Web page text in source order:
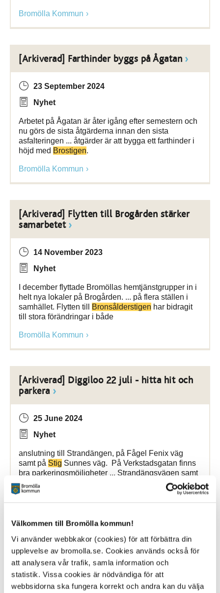
Välkommen till Bromölla kommun!
Vi använder webbkakor (cookies) för att förbättra din
upplevelse av bromolla.se. Cookies används också för
att analysera vår trafik, samla information och
statistik. Vissa cookies är nödvändiga för att
webbsidorna ska fungera korrekt och andra kan du välja
Bromölla Kommun
[Arkiverad] Farthinder byggs på Ågatan
23 September 2024
Nyhet
Arbetet på Ågatan är åter igång efter semestern och
nu görs de sista åtgärderna innan den sista
asfalteringen ... åtgärder är att bygga ett farthinder i
höjd med Brostigen.
Bromölla Kommun
[Arkiverad] Flytten till Brogården stärker
samarbetet
14 November 2023
Nyhet
I december flyttade Bromöllas hemtjänstgrupper in i
helt nya lokaler på Brogården. ... på flera ställen i
samhället. Flytten till
Bronsålderstigen har bidragit
till stora förändringar i både
Bromölla Kommun
[Arkiverad] Diggiloo 22 juli - hitta hit och
parkera
25 June 2024
Nyhet
anslutning till Strandängen, på Fågel Fenix väg
samt på Stig Sunnes väg. På Verkstadsgatan finns
bra parkeringsmöjligheter ... Strandängsvägen samt
i anslutning till entrén på
Cykelparkering Cykelparkering finns i anslutning
Utomhusbio i Bromölla
4 August 2026